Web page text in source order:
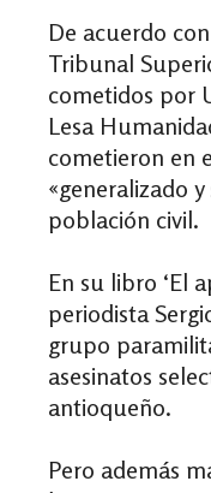
De acuerdo
Tribunal
cometidos por
Lesa
cometieron en
«generalizado
población civil.
En su libro ‘El
periodista
grupo
asesinatos
antioqueño.
Pero además